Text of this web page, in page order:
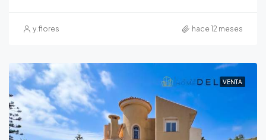
y.flores hace 12 meses
VENTA